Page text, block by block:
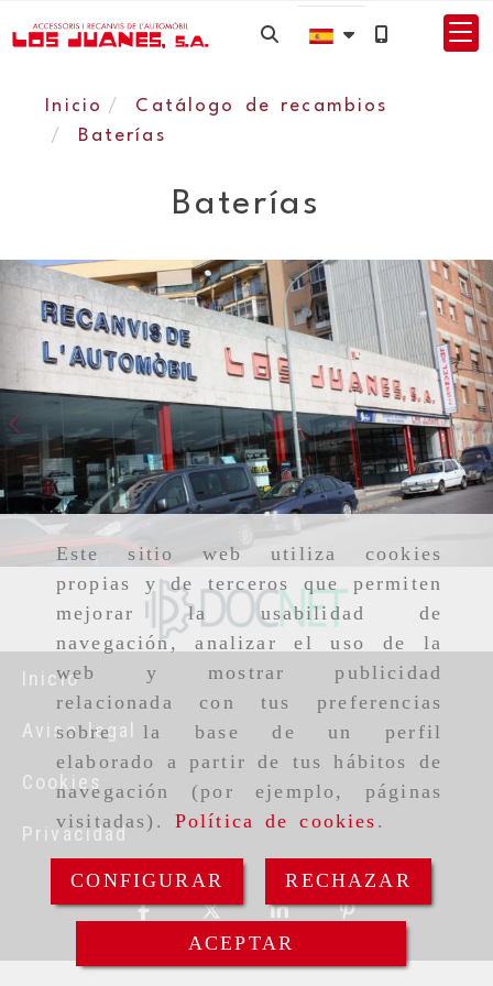
Este sitio web utiliza cookies
propias y de terceros que permiten
mejorar la usabilidad de
navegación, analizar el uso de la
web y mostrar publicidad
relacionada con tus preferencias
sobre la base de un perfil
elaborado a partir de tus hábitos de
navegación (por ejemplo, páginas
visitadas). Política de cookies .
CONFIGURAR RECHAZAR
ACEPTAR
Inicio
Catálogo de recambios
Baterías
Baterías
Anterior
Inicio
Aviso legal
Cookies
Privacidad